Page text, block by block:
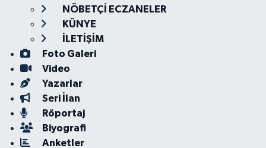
NÖBETÇİ ECZANELER
KÜNYE
İLETİŞİM
Foto Galeri
Video
Yazarlar
Seri İlan
Röportaj
Biyografi
Anketler